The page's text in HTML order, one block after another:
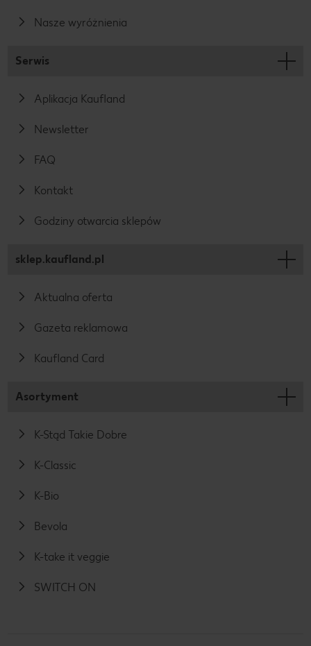
Nasze wyróżnienia
Serwis
Aplikacja Kaufland
Newsletter
FAQ
Kontakt
Godziny otwarcia sklepów
sklep.kaufland.pl
Aktualna oferta
Gazeta reklamowa
Kaufland Card
Asortyment
K-Stąd Takie Dobre
K-Classic
K-Bio
Bevola
K-take it veggie
SWITCH ON